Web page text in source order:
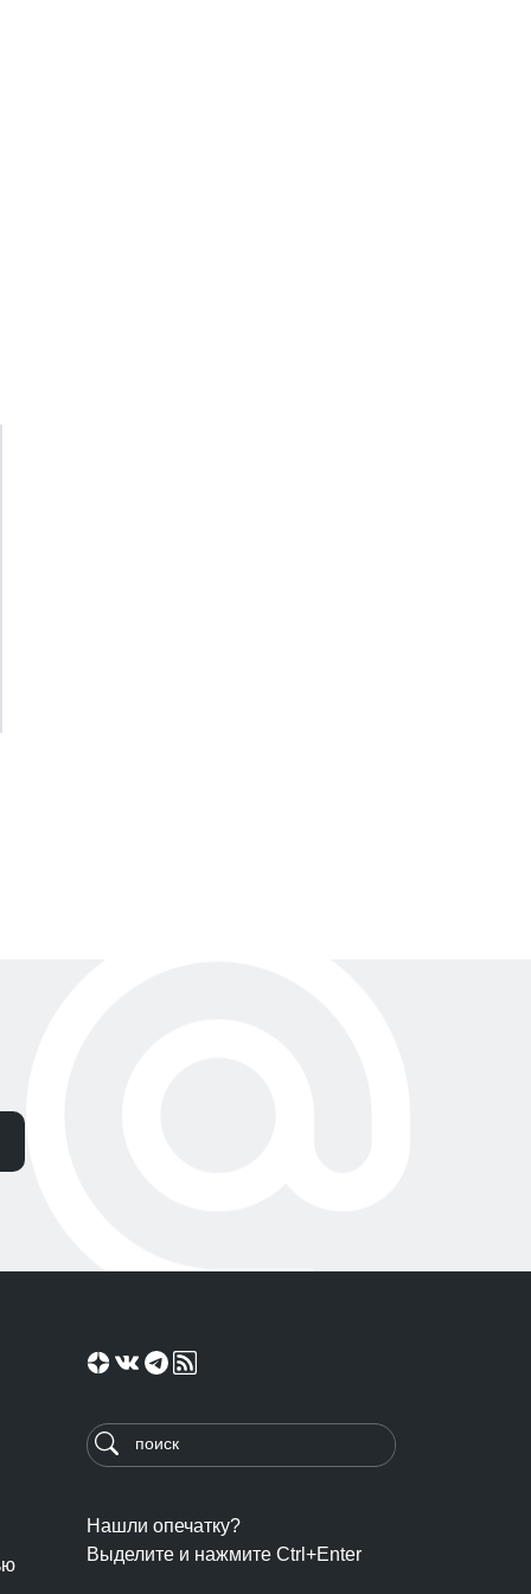
Нашли опечатку?
Выделите и нажмите Ctrl+Enter